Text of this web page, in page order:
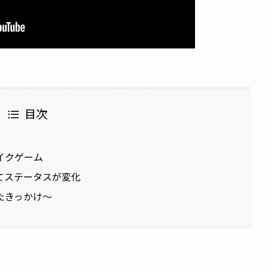
目次
クゲーム
ステータスが変化
きっかけ〜